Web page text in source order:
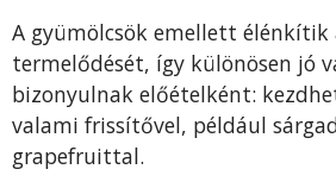
A gyümölcsök emellett élénkítik
termelődését, így különösen jó
bizonyulnak előételként:
valami frissítővel, például
grapefruittal.